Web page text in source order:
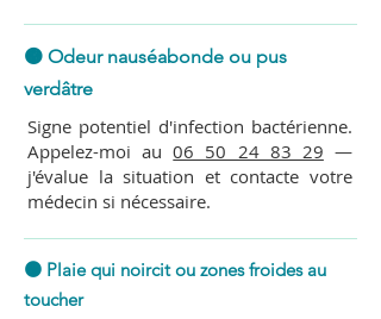
🟠 Odeur nauséabonde ou pus
verdâtre
Signe potentiel d'infection bactérienne.
Appelez-moi au06 50 24 83 29 —
j'évalue la situation et contacte votre
médecin si nécessaire.
🟠 Plaie qui noircit ou zones froides au
toucher